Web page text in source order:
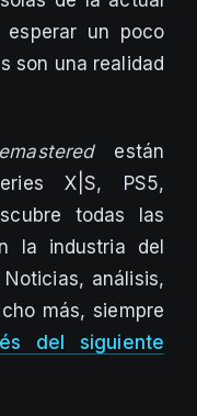
esperar un poco
son una realidad
están
X|S, PS5,
todas las
la industria del
análisis,
más, siempre
del siguiente